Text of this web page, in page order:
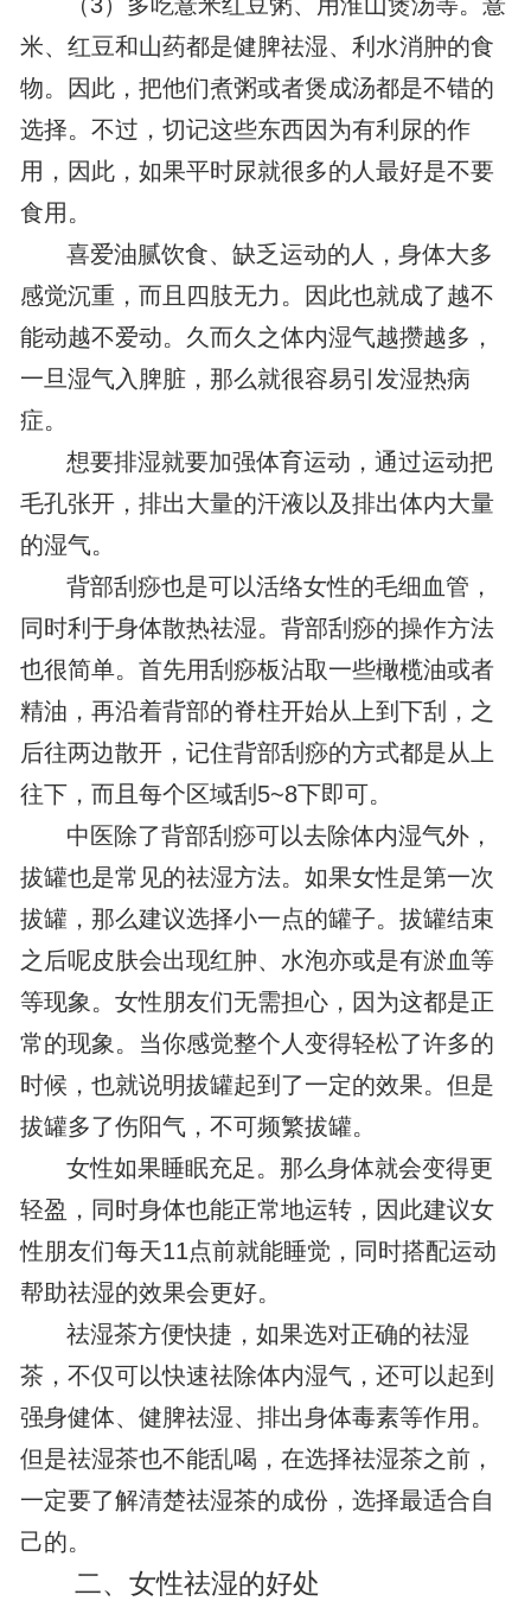
米、红豆和山药都是健脾祛湿、利水消肿的食
物。因此，把他们煮粥或者煲成汤都是不错的
选择。不过，切记这些东西因为有利尿的作
用，因此，如果平时尿就很多的人最好是不要
食用。
喜爱油腻饮食、缺乏运动的人，身体大多
感觉沉重，而且四肢无力。因此也就成了越不
能动越不爱动。久而久之体内湿气越攒越多，
一旦湿气入脾脏，那么就很容易引发湿热病
症。
想要排湿就要加强体育运动，通过运动把
毛孔张开，排出大量的汗液以及排出体内大量
的湿气。
背部刮痧也是可以活络女性的毛细血管，
同时利于身体散热祛湿。背部刮痧的操作方法
也很简单。首先用刮痧板沾取一些橄榄油或者
精油，再沿着背部的脊柱开始从上到下刮，之
后往两边散开，记住背部刮痧的方式都是从上
往下，而且每个区域刮5~8下即可。
中医除了背部刮痧可以去除体内湿气外，
拔罐也是常见的祛湿方法。如果女性是第一次
拔罐，那么建议选择小一点的罐子。拔罐结束
之后呢皮肤会出现红肿、水泡亦或是有淤血等
等现象。女性朋友们无需担心，因为这都是正
常的现象。当你感觉整个人变得轻松了许多的
时候，也就说明拔罐起到了一定的效果。但是
拔罐多了伤阳气，不可频繁拔罐。
女性如果睡眠充足。那么身体就会变得更
轻盈，同时身体也能正常地运转，因此建议女
性朋友们每天11点前就能睡觉，同时搭配运动
帮助祛湿的效果会更好。
祛湿茶方便快捷，如果选对正确的祛湿
茶，不仅可以快速祛除体内湿气，还可以起到
强身健体、健脾祛湿、排出身体毒素等作用。
但是祛湿茶也不能乱喝，在选择祛湿茶之前，
一定要了解清楚祛湿茶的成份，选择最适合自
己的。
二、女性祛湿的好处